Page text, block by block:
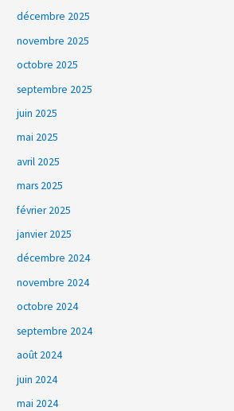
décembre 2025
novembre 2025
octobre 2025
septembre 2025
juin 2025
mai 2025
avril 2025
mars 2025
février 2025
janvier 2025
décembre 2024
novembre 2024
octobre 2024
septembre 2024
août 2024
juin 2024
mai 2024